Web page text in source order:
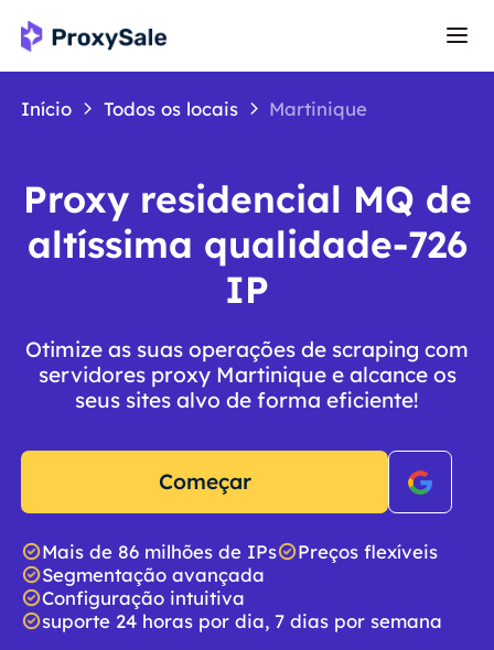
Início Todos os locais Martinique
Proxy residencial MQ de
altíssima qualidade-726
IP
Otimize as suas operações de scraping com
servidores proxy Martinique e alcance os
seus sites alvo de forma eficiente!
Começar
Mais de 86 milhões de IPs
Preços flexíveis
Segmentação avançada
Configuração intuitiva
suporte 24 horas por dia, 7 dias por semana